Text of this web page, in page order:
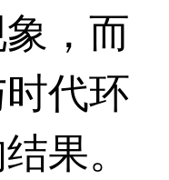
，而
代环
果。